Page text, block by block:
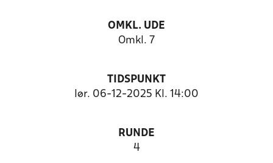
OMKL. UDE
Omkl. 7
TIDSPUNKT
lør. 06-12-2025 Kl. 14:00
RUNDE
4